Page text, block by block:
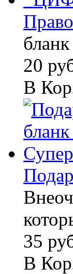
бланк
20
В
35
В